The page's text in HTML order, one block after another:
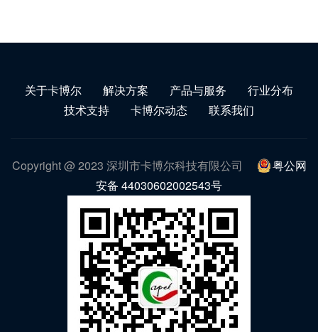
关于卡博尔 解决方案 产品与服务
行业分布
技术支持
卡博尔动态 联系我们
Copyright @ 2023 深圳市卡博尔科技有限公司
粤公网
安备 44030602002543号